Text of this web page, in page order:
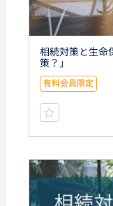
相続対策と生命
策？」
有料会員限定